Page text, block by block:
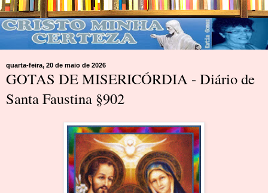
quarta-feira, 20 de maio de 2026
GOTAS DE MISERICÓRDIA - Diário de
Santa Faustina §902